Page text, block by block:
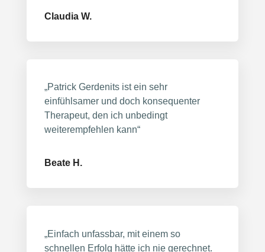
Claudia W.
„Patrick Gerdenits ist ein sehr
einfühlsamer und doch konsequenter
Therapeut, den ich unbedingt
weiterempfehlen kann“
Beate H.
„Einfach unfassbar, mit einem so
schnellen Erfolg hätte ich nie gerechnet.